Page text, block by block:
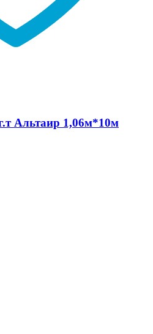
Альтаир 1,06м*10м